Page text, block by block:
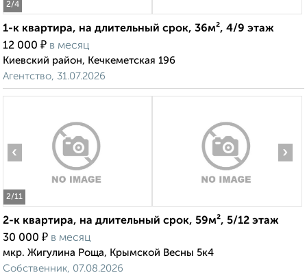
2/4
1-к квартира, на длительный срок, 36м², 4/9 этаж
12 000 ₽ в месяц
Киевский район, Кечкеметская 196
Агентство, 31.07.2026
2/11
‹ ›
2-к квартира, на длительный срок, 59м², 5/12 этаж
30 000 ₽ в месяц
мкр. Жигулина Роща, Крымской Весны 5к4
Собственник, 07.08.2026